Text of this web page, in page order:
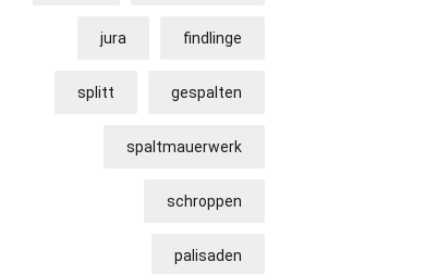
jura findlinge
splitt gespalten
spaltmauerwerk
schroppen
palisaden